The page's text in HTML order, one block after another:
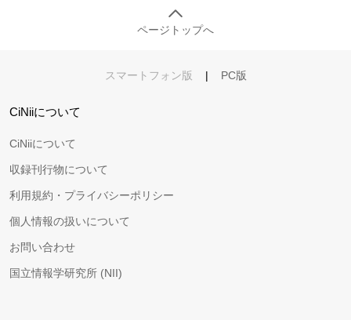
ページトップへ
スマートフォン版 | PC版
CiNiiについて
CiNiiについて
収録刊行物について
利用規約・プライバシーポリシー
個人情報の扱いについて
お問い合わせ
国立情報学研究所 (NII)